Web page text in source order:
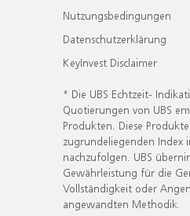
Nutzungsbedingungen
Datenschutzerklärung
KeyInvest Disclaimer
* Die UBS Echtzeit-
Quotierungen von UBS
Produkten. Diese
zugrundeliegenden Index
nachzufolgen. UBS
Gewährleistung für die
Vollständigkeit oder
angewandten Methodik.